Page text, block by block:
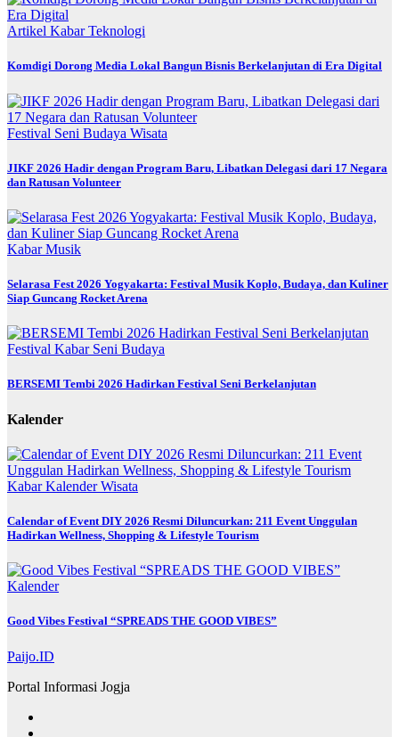
Artikel KabarTeknologi
Komdigi Dorong Media Lokal Bangun Bisnis Berkelanjutan di Era Digital
Festival Seni Budaya Wisata
JIKF 2026 Hadir dengan Program Baru, Libatkan Delegasi dari 17 Negara
dan Ratusan Volunteer
KabarMusik
Selarasa Fest 2026 Yogyakarta: Festival Musik Koplo, Budaya, dan Kuliner
Siap Guncang Rocket Arena
Festival Kabar Seni Budaya
BERSEMI Tembi 2026 Hadirkan Festival Seni Berkelanjutan
Kalender
KabarKalenderWisata
Calendar of Event DIY 2026 Resmi Diluncurkan: 211 Event Unggulan
Hadirkan Wellness, Shopping & Lifestyle Tourism
Kalender
Good Vibes Festival “SPREADS THE GOOD VIBES”
Paijo.ID
Portal Informasi Jogja